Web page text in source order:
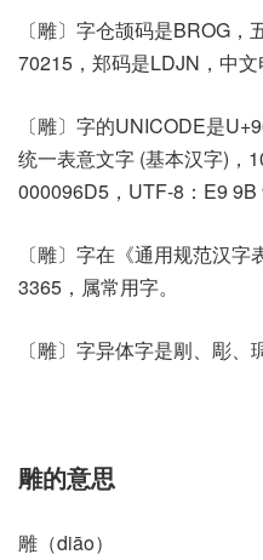
〔雕〕字仓颉码是BROG
70215，郑码是LDJN，中文
〔雕〕字的UNICODE是
统一表意文字 (基本汉字)，
000096D5，UTF-8：E9 9B
〔雕〕字在《通用规范汉
3365，属常用字。
〔雕〕字异体字是㓮、彫、
雕的意思
雕（diāo）